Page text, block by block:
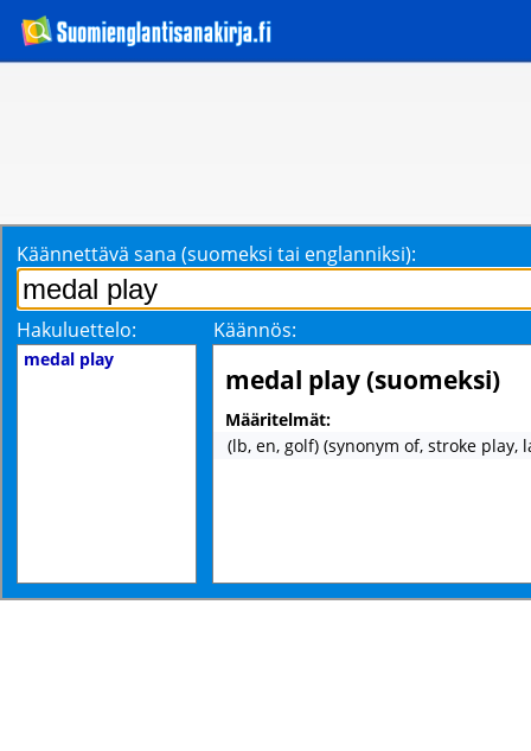
Käännettävä sana (suomeksi tai englanniksi):
Hakuluettelo: Käännös:
medal play
medal play (suomeksi)
Määritelmät:
(lb, en, golf) (synonym of, stroke play,